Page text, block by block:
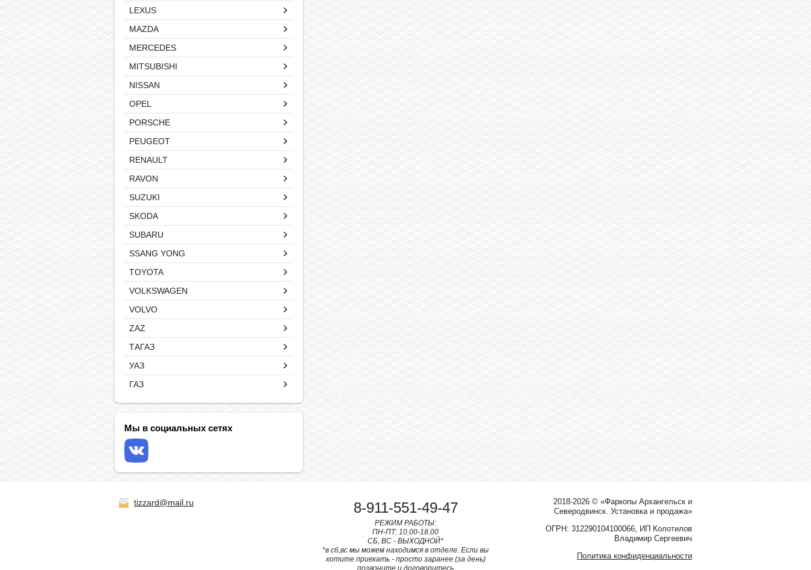
LEXUS
MAZDA
MERCEDES
MITSUBISHI
NISSAN
OPEL
PORSCHE
PEUGEOT
RENAULT
RAVON
SUZUKI
SKODA
SUBARU
SSANG YONG
TOYOTA
VOLKSWAGEN
VOLVO
ZAZ
ТАГАЗ
УАЗ
ГАЗ
Мы в социальных сетях
tizzard@mail.ru
2018-2026 © «Фаркопы Архангельск и
Северодвинск. Установка и продажа»
ОГРН: 312290104100066, ИП Колотилов
Владимир Сергеевич
Политика конфиденциальности
8-911-551-49-47
РЕЖИМ РАБОТЫ:
ПН-ПТ: 10.00-18.00
СБ, ВС - ВЫХОДНОЙ*
*в сб,вс мы можем находимся в отделе. Если вы
хотите приехать - просто заранее (за день)
позвоните и договоритесь